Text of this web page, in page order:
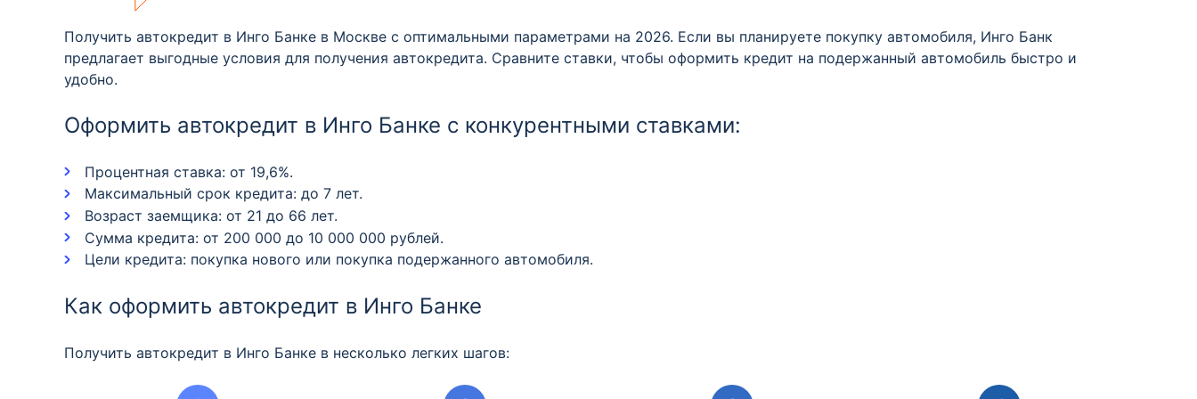
Получить автокредит в Инго Банке в Москве с оптимальными параметрами на 2026. Если вы планируете покупку автомобиля, Инго Банк
предлагает выгодные условия для получения автокредита. Сравните ставки, чтобы оформить кредит на подержанный автомобиль быстро и
удобно.
Оформить автокредит в Инго Банке с конкурентными ставками:
Процентная ставка: от 19,6%.
Максимальный срок кредита: до 7 лет.
Возраст заемщика: от 21 до 66 лет.
Сумма кредита: от 200 000 до 10 000 000 рублей.
Цели кредита: покупка нового или покупка подержанного автомобиля.
Как оформить автокредит в Инго Банке
Получить автокредит в Инго Банке в несколько легких шагов: